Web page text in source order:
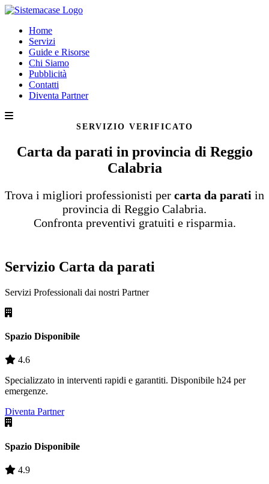
Home
Servizi
Guide e Risorse
Chi Siamo
Pubblicità
Contatti
Diventa Partner
SERVIZIO VERIFICATO
Carta da parati in provincia di Reggio
Calabria
Trova i migliori professionisti per carta da parati in
provincia di Reggio Calabria.
Confronta preventivi gratuiti e risparmia.
Servizio Carta da parati
Servizi Professionali dai nostri Partner
Spazio Disponibile
4.6
Specializzato in interventi rapidi e garantiti. Disponibile h24 per
emergenze.
Diventa Partner
Spazio Disponibile
4.9